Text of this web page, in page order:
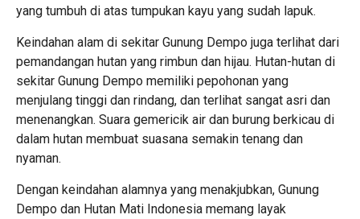
yang tumbuh di atas tumpukan kayu yang sudah lapuk.
Keindahan alam di sekitar Gunung Dempo juga terlihat dari
pemandangan hutan yang rimbun dan hijau. Hutan-hutan di
sekitar Gunung Dempo memiliki pepohonan yang
menjulang tinggi dan rindang, dan terlihat sangat asri dan
menenangkan. Suara gemericik air dan burung berkicau di
dalam hutan membuat suasana semakin tenang dan
nyaman.
Dengan keindahan alamnya yang menakjubkan, Gunung
Dempo dan Hutan Mati Indonesia memang layak